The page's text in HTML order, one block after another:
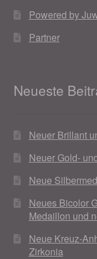
Powered by
Partner
Neueste
Neuer Brillant
Neuer Gold-
Neue
Neues Bicolor
Medaillon und
Neue Kreuz-
Zirkonia